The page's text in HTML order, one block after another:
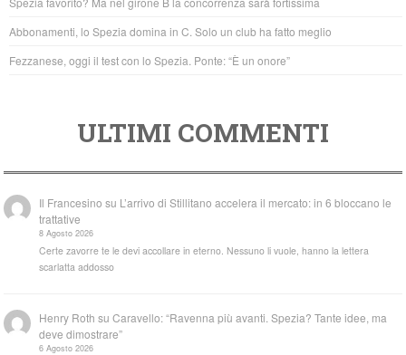
k
Abbonamenti, lo Spezia domina in C. Solo un club ha fatto meglio
Fezzanese, oggi il test con lo Spezia. Ponte: “È un onore”
ULTIMI COMMENTI
Il Francesino su L’arrivo di Stillitano accelera il mercato: in 6 bloccano le
trattative
8 Agosto 2026
Certe zavorre te le devi accollare in eterno. Nessuno li vuole, hanno la lettera
scarlatta addosso
Henry Roth suCaravello: “Ravenna più avanti. Spezia? Tante idee, ma
deve dimostrare”
6 Agosto 2026